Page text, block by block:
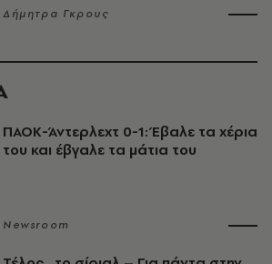
Δήμητρα Γκρους
ΠΑΟΚ-Άντερλεχτ 0-1: Έβαλε τα χέρια
του και έβγαλε τα μάτια του
Newsroom